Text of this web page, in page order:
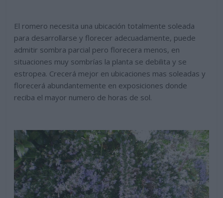
El romero necesita una ubicación totalmente soleada
para desarrollarse y florecer adecuadamente, puede
admitir sombra parcial pero florecera menos, en
situaciones muy sombrías la planta se debilita y se
estropea. Crecerá mejor en ubicaciones mas soleadas y
florecerá abundantemente en exposiciones donde
reciba el mayor numero de horas de sol.